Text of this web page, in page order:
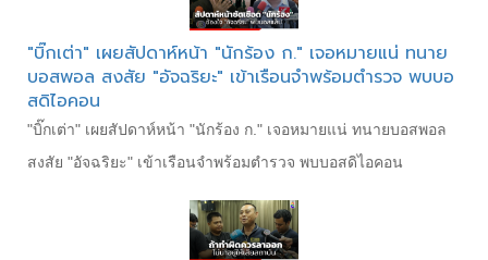
"บิ๊กเต่า" เผยสัปดาห์หน้า "นักร้อง ก." เจอหมายแน่ ทนาย
บอสพอล สงสัย "อัจฉริยะ" เข้าเรือนจำพร้อมตำรวจ พบบอ
สดิไอคอน
"บิ๊กเต่า" เผยสัปดาห์หน้า "นักร้อง ก." เจอหมายแน่ ทนายบอสพอล
สงสัย "อัจฉริยะ" เข้าเรือนจำพร้อมตำรวจ พบบอสดิไอคอน